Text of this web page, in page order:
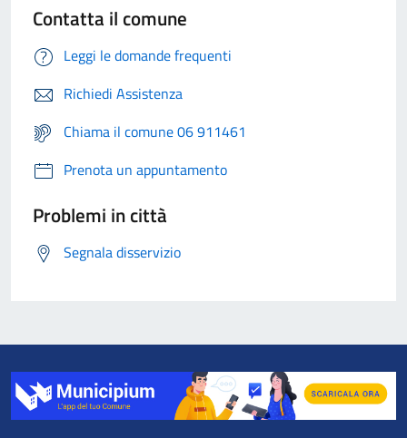
Contatta il comune
Leggi le domande frequenti
Richiedi Assistenza
Chiama il comune 06 911461
Prenota un appuntamento
Problemi in città
Segnala disservizio